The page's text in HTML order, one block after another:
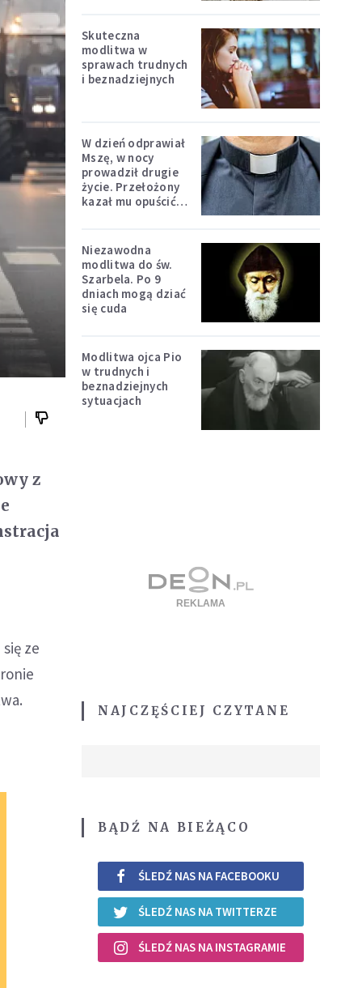
z
ze
Skuteczna
modlitwa w
sprawach trudnych
i beznadziejnych
W dzień odprawiał
Mszę, w nocy
prowadził drugie
życie. Przełożony
kazał mu opuścić
Niezawodna
modlitwa do św.
Szarbela. Po 9
dniach mogą dziać
się cuda
Modlitwa ojca Pio
w trudnych i
beznadziejnych
sytuacjach
NAJCZĘŚCIEJ CZYTANE
BĄDŹ NA BIEŻĄCO
ŚLEDŹ NAS NA FACEBOOKU
ŚLEDŹ NAS NA TWITTERZE
ŚLEDŹ NAS NA INSTAGRAMIE